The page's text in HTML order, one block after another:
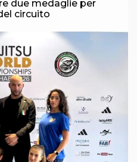
due medaglie per
circuito